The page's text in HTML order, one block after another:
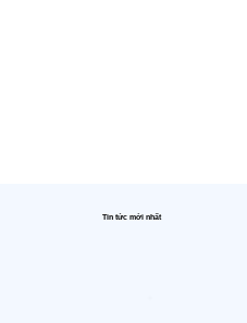
Tin tức mới nhất